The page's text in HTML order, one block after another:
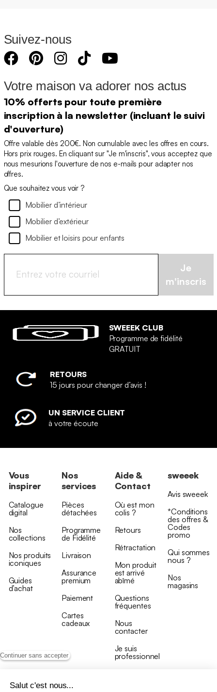
Continuer sans accepter
Salut c'est nous...
Suivez-nous
Votre maison va adorer nos actus
10% offerts pour toute première
inscription à la newsletter (incluant le suivi
d'ouverture)
Offre valable dès 200€. Non cumulable avec les offres en cours.
Hors prix rouges. En cliquant sur "Je m'inscris", vous acceptez que
nous mesurions l'ouverture de nos e-mails pour adapter nos
offres.
Que souhaitez vous voir ?
Mobilier d’intérieur
Mobilier d’extérieur
Mobilier et loisirs pour enfants
Je
m'inscris
SWEEEK CLUB
Programme de fidélité
GRATUIT
RETOURS
15 jours pour changer d’avis !
UN SERVICE CLIENT
à votre écoute
Vous
inspirer
Catalogue
digital
Nos
collections
Nos produits
iconiques
Guides
d’achat
Nos
services
Pièces
détachées
Programme
de Fidélité
Livraison
Assurance
premium
Paiement
Cartes
cadeaux
Aide &
Contact
Où est mon
colis ?
Retours
Rétractation
Mon produit
est arrivé
abîmé
Questions
fréquentes
Nous
contacter
Je suis
professionnel
sweeek
Avis sweeek
*Conditions
des offres &
Codes
promo
Qui sommes
nous ?
Nos
magasins